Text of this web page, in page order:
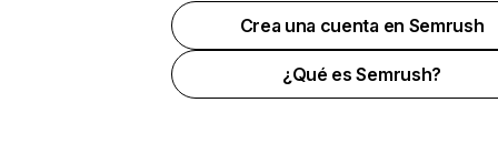
Crea una cuenta en Semrush
¿Qué es Semrush?